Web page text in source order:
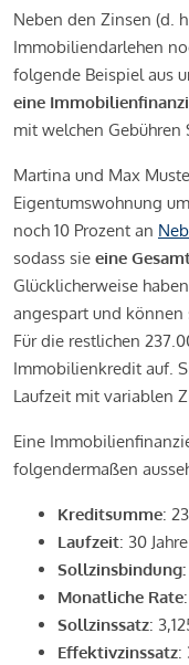
Neben den Zinsen (d.
Immobiliendarlehen
folgende Beispiel aus
eine
mit welchen Gebühren
Martina und Max
Eigentumswohnung
noch 10 Prozent an
sodass sie eine
Glücklicherweise
angespart und
Für die restlichen
Immobilienkredit auf.
Laufzeit mit variablen
Eine
folgendermaßen
Kreditsumme:
Laufzeit: 30 Jahre
Sollzinsbindung:
Monatliche Rate
Sollzinssatz:
Effektivzinssatz: